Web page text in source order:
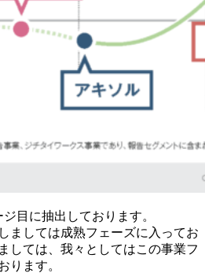
目に抽出しております。
ましては成熟フェーズに入ってお
しては、我々としてはこの事業フ
ります。